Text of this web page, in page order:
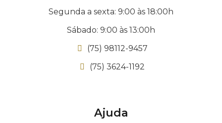
Segunda a sexta: 9:00 às 18:00h
Sábado: 9:00 às 13:00h
(75) 98112-9457
(75) 3624-1192
Ajuda